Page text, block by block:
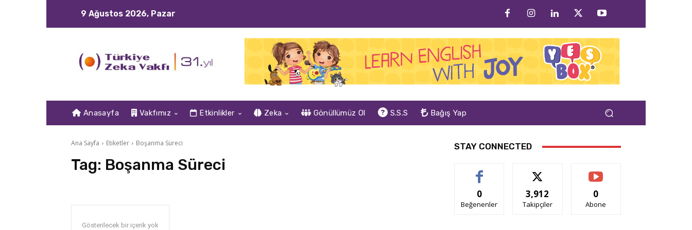
9 Ağustos 2026, Pazar
Anasayfa Vakfımız Etkinlikler Zeka Gönüllümüz Ol S.S.S Bağış Yap
Ana Sayfa Etiketler Boşanma Süreci
Tag: Boşanma Süreci
Gösterilecek bir içerik yok
STAY CONNECTED
0
Beğenenler
3,912
Takipçiler
0
Abone